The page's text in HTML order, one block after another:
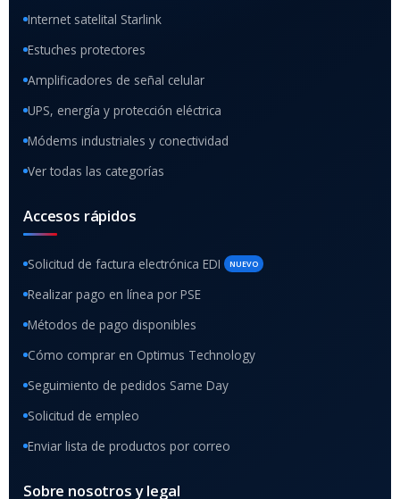
Internet satelital Starlink
Estuches protectores
Amplificadores de señal celular
UPS, energía y protección eléctrica
Módems industriales y conectividad
Ver todas las categorías
Accesos rápidos
Solicitud de factura electrónica EDI NUEVO
Realizar pago en línea por PSE
Métodos de pago disponibles
Cómo comprar en Optimus Technology
Seguimiento de pedidos Same Day
Solicitud de empleo
Enviar lista de productos por correo
Sobre nosotros y legal